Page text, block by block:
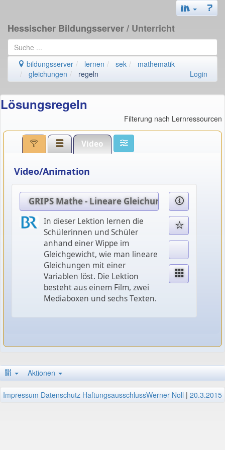
Hessischer Bildungsserver/ Unterricht
bildungsserver lernen sek
mathematik
gleichungen
regeln Login
Lösungsregeln
Filterung nach Lernressourcen
Video
Video/Animation
GRIPS Mathe - Lineare Gleichungen
In dieser Lektion lernen die
Schülerinnen und Schüler
anhand einer Wippe im
Gleichgewicht, wie man lineare
Gleichungen mit einer
Variablen löst. Die Lektion
besteht aus einem Film, zwei
Mediaboxen und sechs Texten.
Aktionen
Impressum Datenschutz HaftungsausschlussWerner Noll | 20.3.2015